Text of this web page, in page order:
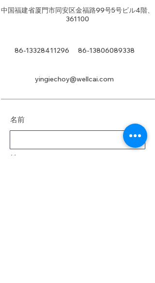
中国福建省厦門市同安区金福路99号5号ビル4階、
361100
86-13328411296 86-13806089338
yingiechoy@wellcai.com
名前
姓